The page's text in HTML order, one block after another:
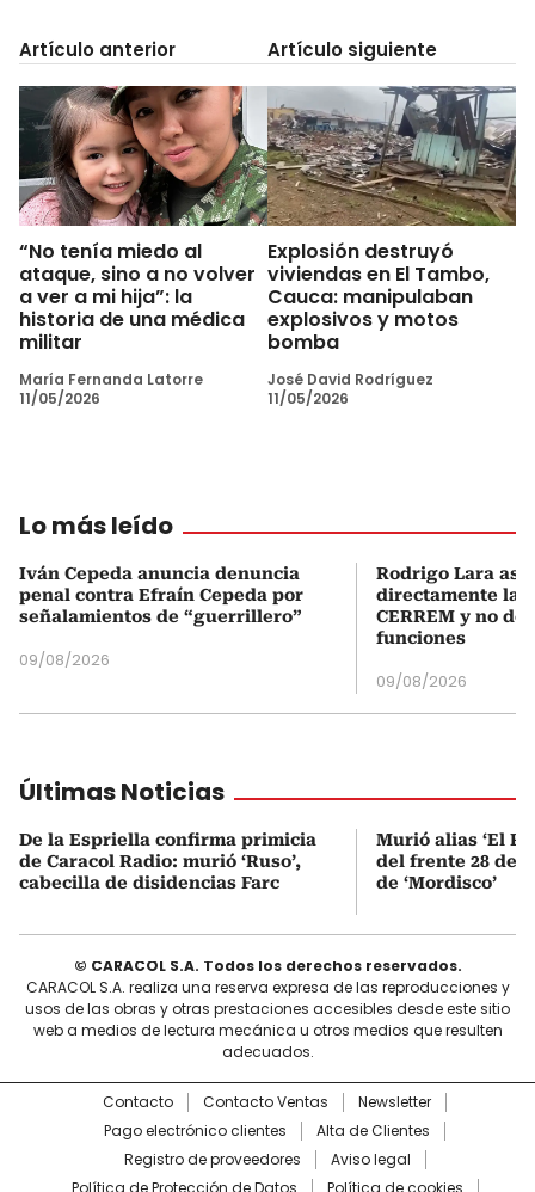
Artículo anterior
“No tenía miedo al
ataque, sino a no volver
a ver a mi hija”: la
historia de una médica
militar
María Fernanda Latorre
11/05/2026
Artículo siguiente
Explosión destruyó
viviendas en El Tambo,
Cauca: manipulaban
explosivos y motos
bomba
José David Rodríguez
11/05/2026
Lo más leído
Iván Cepeda anuncia denuncia
penal contra Efraín Cepeda por
señalamientos de “guerrillero”
09/08/2026
Rodrigo Lara
directamente la
CERREM y no
funciones
09/08/2026
Últimas Noticias
De la Espriella confirma primicia
de Caracol Radio: murió ‘Ruso’,
cabecilla de disidencias Farc
Murió alias ‘El
del frente 28 de
de ‘Mordisco’
© CARACOL S.A. Todos los derechos reservados.
CARACOL S.A. realiza una reserva expresa de las reproducciones y
usos de las obras y otras prestaciones accesibles desde este sitio
web a medios de lectura mecánica u otros medios que resulten
adecuados.
Contacto Contacto Ventas
Newsletter
Pago electrónico clientes
Alta de Clientes
Registro de proveedores
Aviso legal
Política de Protección de Datos
Política de cookies